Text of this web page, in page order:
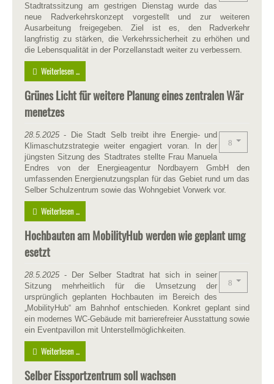
Stadtratssitzung am gestrigen Dienstag wurde das
neue Radverkehrskonzept vorgestellt und zur weiteren
Ausarbeitung freigegeben. Ziel ist es, den Radverkehr
langfristig zu stärken, die Verkehrssicherheit zu erhöhen und
die Lebensqualität in der Porzellanstadt weiter zu verbessern.
Weiterlesen ...
Grünes Licht für weitere Planung eines zentralen Wär
menetzes
28.5.2025- Die Stadt Selb treibt ihre Energie- und
Klimaschutzstrategie weiter engagiert voran. In der
jüngsten Sitzung des Stadtrates stellte Frau Manuela
Endres von der Energieagentur Nordbayern GmbH den
umfassenden Energienutzungsplan für das Gebiet rund um das
Selber Schulzentrum sowie das Wohngebiet Vorwerk vor.
Weiterlesen ...
Hochbauten am MobilityHub werden wie geplant umg
esetzt
28.5.2025 - Der Selber Stadtrat hat sich in seiner
Sitzung mehrheitlich für die Umsetzung der
ursprünglich geplanten Hochbauten im Bereich des
„MobilityHub“ am Bahnhof entschieden. Konkret geplant sind
ein modernes WC-Gebäude mit barrierefreier Ausstattung sowie
ein Eventpavillon mit Unterstellmöglichkeiten.
Weiterlesen ...
Selber Eissportzentrum soll wachsen